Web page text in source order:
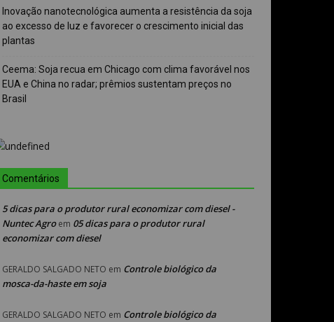
Inovação nanotecnológica aumenta a resistência da soja
ao excesso de luz e favorecer o crescimento inicial das
plantas
Ceema: Soja recua em Chicago com clima favorável nos
EUA e China no radar; prêmios sustentam preços no
Brasil
Comentários
5 dicas para o produtor rural economizar com diesel -
Nuntec Agroem 05 dicas para o produtor rural
economizar com diesel
GERALDO SALGADO NETO em Controle biológico da
mosca-da-haste em soja
GERALDO SALGADO NETO em Controle biológico da